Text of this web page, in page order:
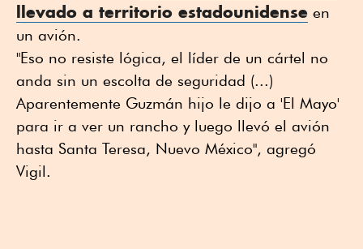
llevado a territorio estadounidense en
un avión.
"Eso no resiste lógica, el líder de un cártel no
anda sin un escolta de seguridad (...)
Aparentemente Guzmán hijo le dijo a 'El Mayo'
para ir a ver un rancho y luego llevó el avión
hasta Santa Teresa, Nuevo México", agregó
Vigil.